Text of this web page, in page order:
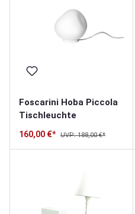
Foscarini Hoba Piccola
Tischleuchte
160,00 €* UVP: 188,00 €*